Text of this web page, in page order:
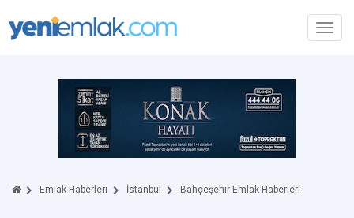
Emlak Haberleri İstanbul Bahçeşehir Emlak Haberleri